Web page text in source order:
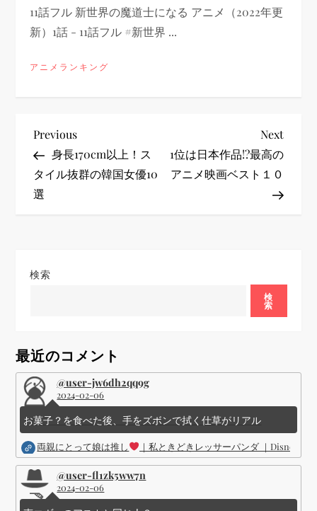
11話フル 新世界の魔道士になる アニメ（2022年更
新）1話 - 11話フル #新世界 ...
アニメランキング
投
稿
ナ
ゲ
シ
ョ
ン
Previous
Post
Previous
身長170cm以上！ス
タイル抜群の韓国女優10
選
Next
Post
Next
1位は日本作品!?最高の
アニメ映画ベスト１０
検索
検
索
最近のコメント
@user-jw6dh2qq9g
2024-02-06
お菓子？を食べた後、手をズボンで拭く仕草がリアル
両親にとって娘は推し ｜私ときどきレッサーパンダ ｜Disney (
@user-fl1zk5ww7n
2024-02-06